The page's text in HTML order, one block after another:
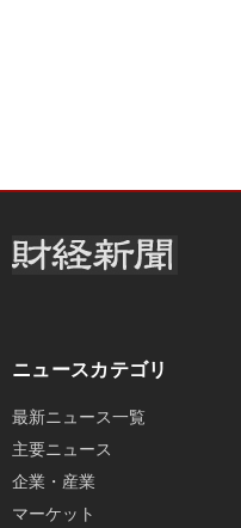
ニュースカテゴリ
最新ニュース一覧
主要ニュース
企業・産業
マーケット